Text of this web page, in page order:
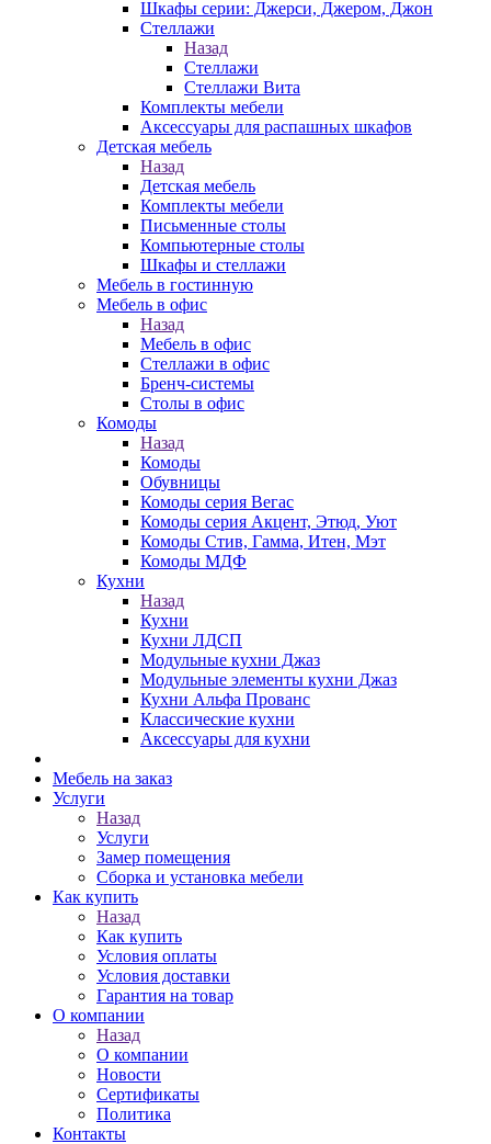
Шкафы серии: Джерси, Джером, Джон
Стеллажи
Назад
Стеллажи
Стеллажи Вита
Комплекты мебели
Аксессуары для распашных шкафов
Детская мебель
Назад
Детская мебель
Комплекты мебели
Письменные столы
Компьютерные столы
Шкафы и стеллажи
Мебель в гостинную
Мебель в офис
Назад
Мебель в офис
Стеллажи в офис
Бренч-системы
Столы в офис
Комоды
Назад
Комоды
Обувницы
Комоды серия Вегас
Комоды серия Акцент, Этюд, Уют
Комоды Стив, Гамма, Итен, Мэт
Комоды МДФ
Кухни
Назад
Кухни
Кухни ЛДСП
Модульные кухни Джаз
Модульные элементы кухни Джаз
Кухни Альфа Прованс
Классические кухни
Аксессуары для кухни
Мебель на заказ
Услуги
Назад
Услуги
Замер помещения
Сборка и установка мебели
Как купить
Назад
Как купить
Условия оплаты
Условия доставки
Гарантия на товар
О компании
Назад
О компании
Новости
Сертификаты
Политика
Контакты